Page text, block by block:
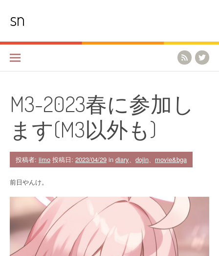
ツ
キ
sn
M3-2023春に参加し
ます(M3以外も)
投稿者: iimo 投稿日: 2023/04/29 in diary、 dojin、 movie&bga
前日やんけ。